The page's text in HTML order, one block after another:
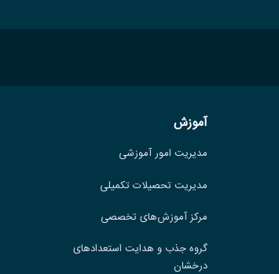
آموزش
مدیریت امور آموزشی
مدیریت تحصیلات تکمیلی
مرکز آموزش‌های تخصصی
گروه جذب و هدایت استعدادهای
درخشان